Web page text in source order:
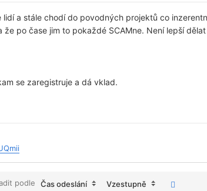
a stále chodí do povodných projektů co
po čase jim to pokaždé SCAMne. Není lepší
se zaregistruje a dá vklad.
podle Čas odeslání Vzestupně